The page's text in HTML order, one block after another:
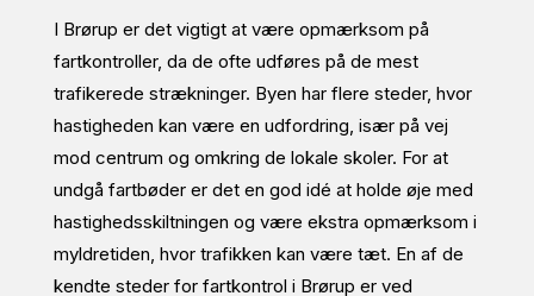
I Brørup er det vigtigt at være opmærksom på
fartkontroller, da de ofte udføres på de mest
trafikerede strækninger. Byen har flere steder, hvor
hastigheden kan være en udfordring, især på vej
mod centrum og omkring de lokale skoler. For at
undgå fartbøder er det en god idé at holde øje med
hastighedsskiltningen og være ekstra opmærksom i
myldretiden, hvor trafikken kan være tæt. En af de
kendte steder for fartkontrol i Brørup er ved